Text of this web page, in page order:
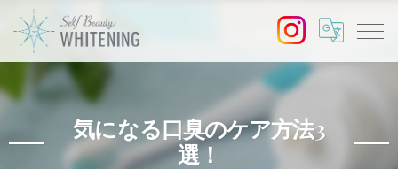
気になる口臭のケア方法3
選！